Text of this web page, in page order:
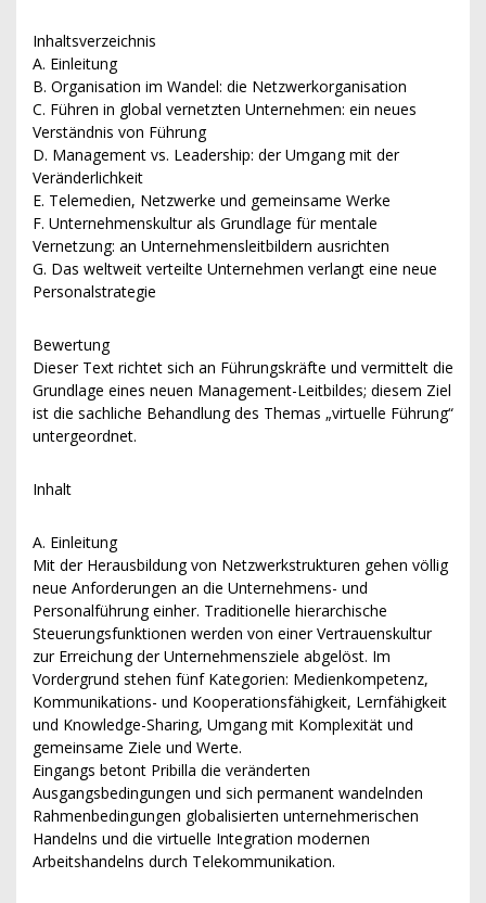
Inhaltsverzeichnis
A. Einleitung
B. Organisation im Wandel: die Netzwerkorganisation
C. Führen in global vernetzten Unternehmen: ein neues
Verständnis von Führung
D. Management vs. Leadership: der Umgang mit der
Veränderlichkeit
E. Telemedien, Netzwerke und gemeinsame Werke
F. Unternehmenskultur als Grundlage für mentale
Vernetzung: an Unternehmensleitbildern ausrichten
G. Das weltweit verteilte Unternehmen verlangt eine neue
Personalstrategie
Bewertung
Dieser Text richtet sich an Führungskräfte und vermittelt die
Grundlage eines neuen Management-Leitbildes; diesem Ziel
ist die sachliche Behandlung des Themas „virtuelle Führung“
untergeordnet.
Inhalt
A. Einleitung
Mit der Herausbildung von Netzwerkstrukturen gehen völlig
neue Anforderungen an die Unternehmens- und
Personalführung einher. Traditionelle hierarchische
Steuerungsfunktionen werden von einer Vertrauenskultur
zur Erreichung der Unternehmensziele abgelöst. Im
Vordergrund stehen fünf Kategorien: Medienkompetenz,
Kommunikations- und Kooperationsfähigkeit, Lernfähigkeit
und Knowledge-Sharing, Umgang mit Komplexität und
gemeinsame Ziele und Werte.
Eingangs betont Pribilla die veränderten
Ausgangsbedingungen und sich permanent wandelnden
Rahmenbedingungen globalisierten unternehmerischen
Handelns und die virtuelle Integration modernen
Arbeitshandelns durch Telekommunikation.